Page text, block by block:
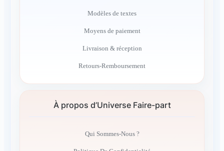
Modèles de textes
Moyens de paiement
Livraison & réception
Retours-Remboursement
À propos d’Universe Faire-part
Qui Sommes-Nous ?